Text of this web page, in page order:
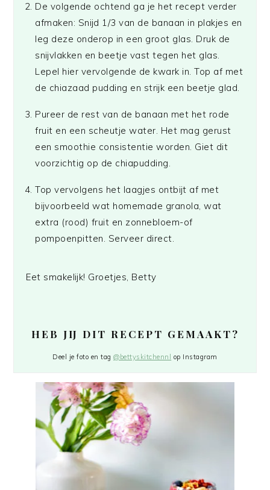
De volgende ochtend ga je het recept verder
afmaken: Snijd 1/3 van de banaan in plakjes en
leg deze onderop in een groot glas. Druk de
snijvlakken en beetje vast tegen het glas.
Lepel hier vervolgende de kwark in. Top af met
de chiazaad pudding en strijk een beetje glad.
Pureer de rest van de banaan met het rode
fruit en een scheutje water. Het mag gerust
een smoothie consistentie worden. Giet dit
voorzichtig op de chiapudding.
Top vervolgens het laagjes ontbijt af met
bijvoorbeeld wat homemade granola, wat
extra (rood) fruit en zonnebloem-of
pompoenpitten. Serveer direct.
Eet smakelijk! Groetjes, Betty
HEB JIJ DIT RECEPT GEMAAKT?
Deel je foto en tag@bettyskitchennl op Instagram